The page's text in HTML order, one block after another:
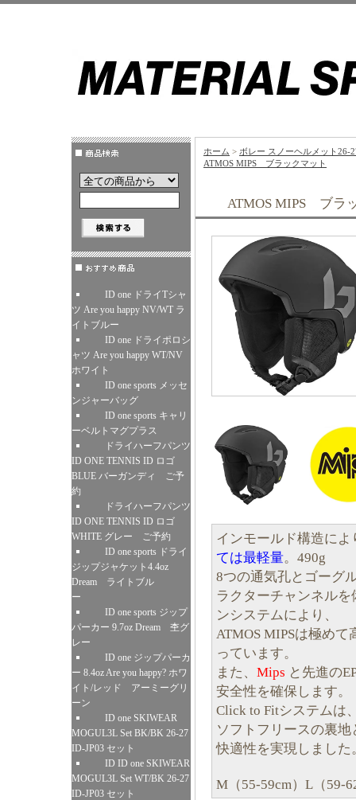
ID one ドライTシャ
ツ Are you happy NV/WT ラ
イトブルー
ID one ドライポロシ
ャツ Are you happy WT/NV
ホワイト
ID one sports メッセ
ンジャーバッグ
ID one sports キャリ
ーベルトマグプラス
ドライハーフパンツ
ID ONE TENNIS ID ロゴ
BLUE バーガンディ ご予
約
ドライハーフパンツ
ID ONE TENNIS ID ロゴ
WHITE グレー ご予約
ID one sports ドライ
ジップジャケット4.4oz
Dream ライトブル
ー
ID one sports ジップ
パーカー 9.7oz Dream 杢グ
レー
ID one ジップパーカ
ー 8.4oz Are you happy? ホワ
イト/レッド アーミーグリ
ーン
ID one SKIWEAR
MOGUL3L Set BK/BK 26-27
ID-JP03 セット
ID ID one SKIWEAR
MOGUL3L Set WT/BK 26-27
ID-JP03 セット
ホーム > ボレー スノーヘルメット26-
ATMOS MIPS ブラックマット
ATMOS MIPS ブラ
インモールド構造によ
ては最軽量。490g
8つの通気孔とゴーグ
ラクターチャンネル
ンシステムにより、
ATMOS MIPSは極め
っています。
また、 Mips と先進の
安全性を確保します。
Click to Fitシステムは
ソフトフリースの裏
快適性を実現しました
M（55-59cm）L（59-